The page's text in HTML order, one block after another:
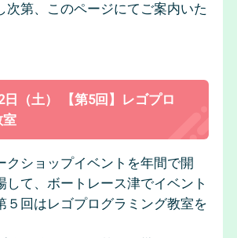
次第、このページにてご案内いた
日（土） 【第5回】レゴプロ
室
クショップイベントを年間で開
して、ボートレース津でイベント
５回はレゴプログラミング教室を